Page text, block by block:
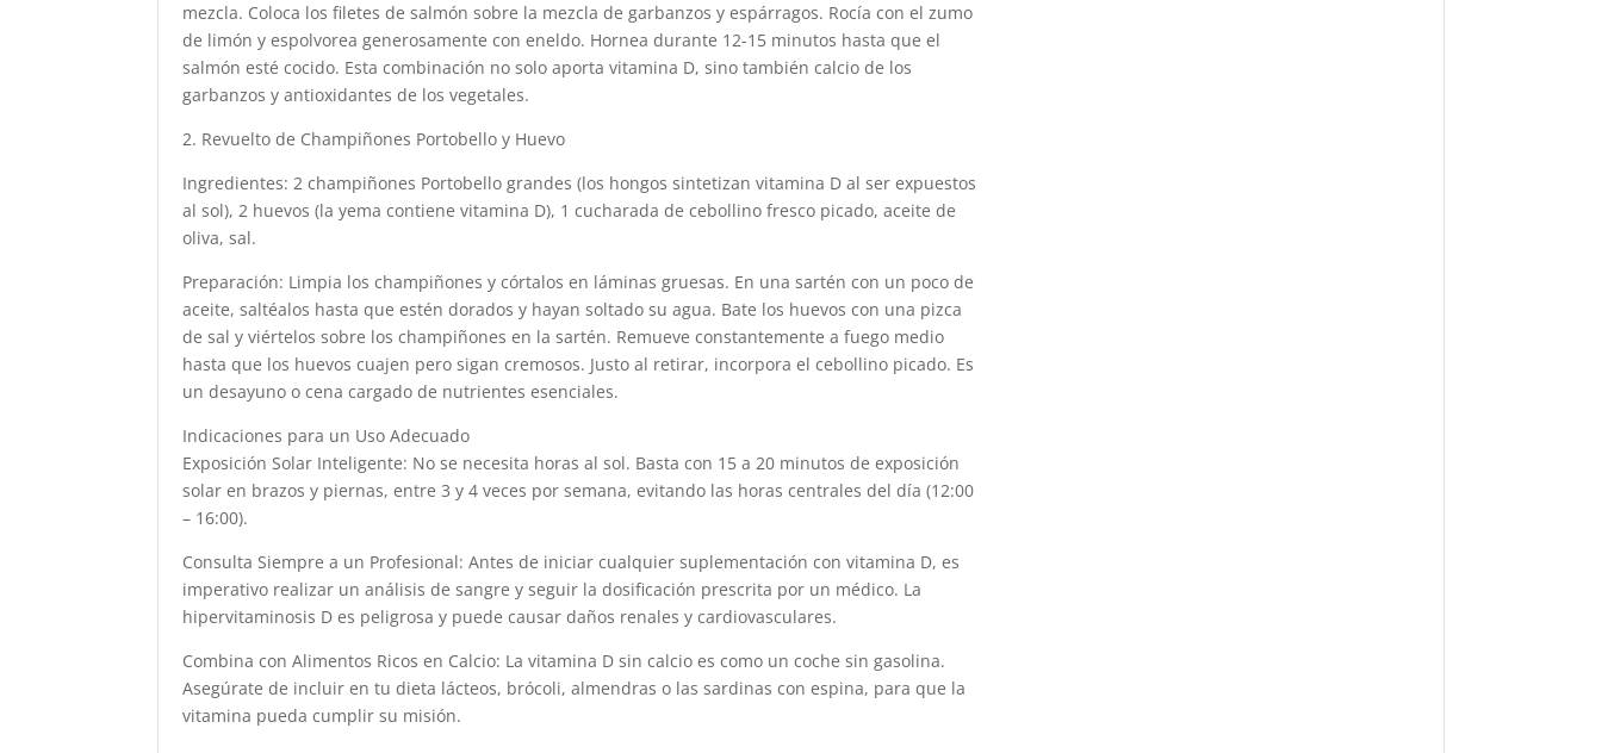
mezcla. Coloca los filetes de salmón sobre la mezcla de garbanzos y espárragos. Rocía con el zumo
de limón y espolvorea generosamente con eneldo. Hornea durante 12-15 minutos hasta que el
salmón esté cocido. Esta combinación no solo aporta vitamina D, sino también calcio de los
garbanzos y antioxidantes de los vegetales.
2. Revuelto de Champiñones Portobello y Huevo
Ingredientes: 2 champiñones Portobello grandes (los hongos sintetizan vitamina D al ser expuestos
al sol), 2 huevos (la yema contiene vitamina D), 1 cucharada de cebollino fresco picado, aceite de
oliva, sal.
Preparación: Limpia los champiñones y córtalos en láminas gruesas. En una sartén con un poco de
aceite, saltéalos hasta que estén dorados y hayan soltado su agua. Bate los huevos con una pizca
de sal y viértelos sobre los champiñones en la sartén. Remueve constantemente a fuego medio
hasta que los huevos cuajen pero sigan cremosos. Justo al retirar, incorpora el cebollino picado. Es
un desayuno o cena cargado de nutrientes esenciales.
Indicaciones para un Uso Adecuado
Exposición Solar Inteligente: No se necesita horas al sol. Basta con 15 a 20 minutos de exposición
solar en brazos y piernas, entre 3 y 4 veces por semana, evitando las horas centrales del día (12:00
– 16:00).
Consulta Siempre a un Profesional: Antes de iniciar cualquier suplementación con vitamina D, es
imperativo realizar un análisis de sangre y seguir la dosificación prescrita por un médico. La
hipervitaminosis D es peligrosa y puede causar daños renales y cardiovasculares.
Combina con Alimentos Ricos en Calcio: La vitamina D sin calcio es como un coche sin gasolina.
Asegúrate de incluir en tu dieta lácteos, brócoli, almendras o las sardinas con espina, para que la
vitamina pueda cumplir su misión.